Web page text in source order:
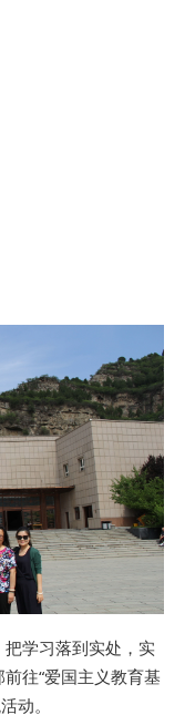
把学习落到实处，实
往“爱国主义教育基
动。